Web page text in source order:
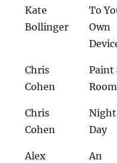
Kate
Bollinger
To
Own
Chris
Cohen
Paint
Room
Chris
Cohen
Day
Alex
An